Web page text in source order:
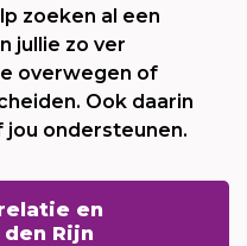
zoeken al een
jullie zo ver
overwegen of
Ook daarin
jou ondersteunen.
en
Rijn